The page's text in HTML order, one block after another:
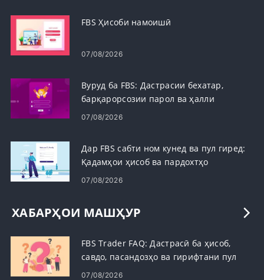
FBS Ҳисоби намоишӣ
07/08/2026
Вуруд ба FBS: Дастрасии бехатар,
барқарорсозии парол ва ҳалли
мушкилот
07/08/2026
Дар FBS сабти ном кунед ва пул гиред:
Қадамҳои ҳисоб ва пардохтҳо
07/08/2026
ХАБАРҲОИ МАШҲУР
FBS Trader FAQ: Дастрасӣ ба ҳисоб,
савдо, пасандозҳо ва гирифтани пул
07/08/2026